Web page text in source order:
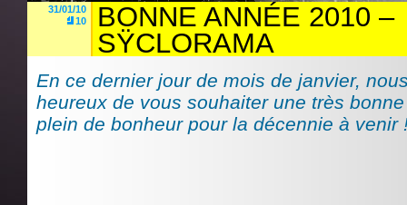
31/01/10
10
BONNE ANNÉE 2010 –
SŸCLORAMA
En ce dernier jour de mois de janvier,
heureux de vous souhaiter une très
plein de bonheur pour la décennie à venir